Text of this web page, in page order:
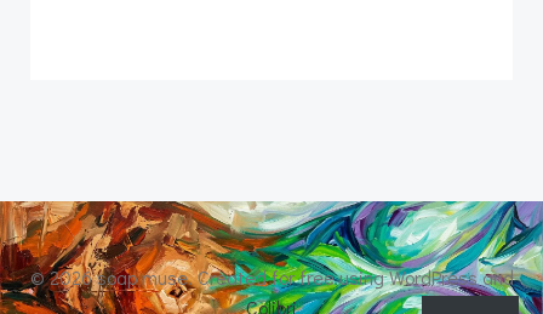
© 2026 soap muse. Created for free using WordPress and
Colibri